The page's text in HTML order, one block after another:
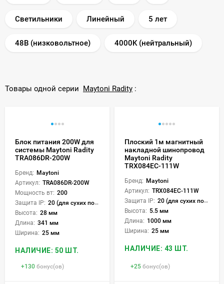
Светильники Линейный 5 лет
48В (низковольтное) 4000K (нейтральный)
Товары одной серии Maytoni Radity :
Блок питания 200W для
системы Maytoni Radity
TRA086DR-200W
Бренд: Maytoni
Артикул: TRA086DR-200W
Мощность вт: 200
Защита IP: 20 (для сухих пом.)
Высота: 28 мм
Длина: 341 мм
Ширина: 25 мм
НАЛИЧИЕ: 50 ШТ.
+130 бонус(ов)
Плоский 1м магнитный
накладной шинопровод
Maytoni Radity
TRX084EC-111W
Бренд: Maytoni
Артикул: TRX084EC-111W
Защита IP: 20 (для сухих пом.)
Высота: 5.5 мм
Длина: 1000 мм
Ширина: 25 мм
НАЛИЧИЕ: 43 ШТ.
+25 бонус(ов)